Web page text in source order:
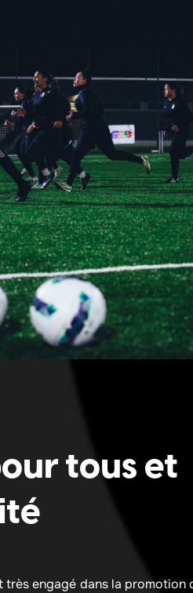
tous et
engagé dans la promotion